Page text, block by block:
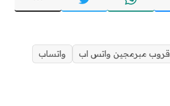
قروب مبرمجين واتس اب واتساب